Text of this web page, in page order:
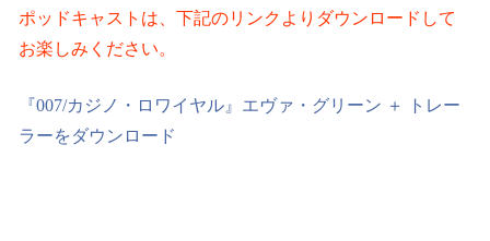
ポッドキャストは、下記のリンクよりダウンロードして
お楽しみください。
『007/カジノ・ロワイヤル』エヴァ・グリーン ＋ トレー
ラーをダウンロード